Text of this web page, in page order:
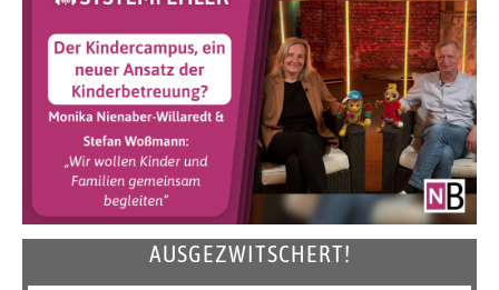
AUSGEZWITSCHERT!